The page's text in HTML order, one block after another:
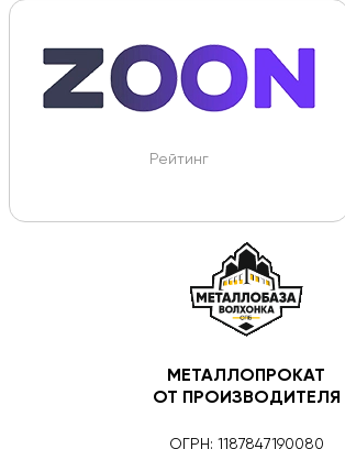
Рейтинг
МЕТАЛЛОПРОКАТ
ОТ ПРОИЗВОДИТЕЛЯ
ОГРН: 1187847190080